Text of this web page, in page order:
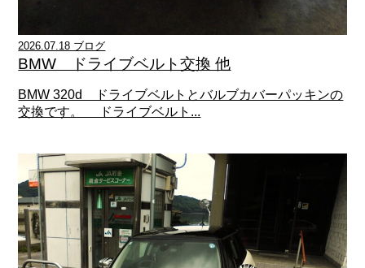
2026.07.18 ブログ
BMW ドライブベルト交換 他
BMW 320d ドライブベルトとバルブカバーパッキンの
交換です。 ドライブベルト...